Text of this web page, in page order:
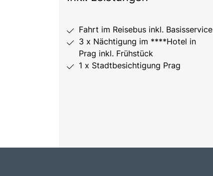
Fahrt im Reisebus inkl. Basisservice
3 x Nächtigung im ****Hotel in
Prag inkl. Frühstück
1 x Stadtbesichtigung Prag